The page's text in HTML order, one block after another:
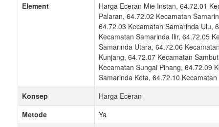
Element
Harga Eceran Mie Instan, 64.72.01
Palaran, 64.72.02 Kecamatan
64.72.03 Kecamatan Samarinda Ulu,
Kecamatan Samarinda Ilir, 64.72.05
Samarinda Utara, 64.72.06
Kunjang, 64.72.07 Kecamatan
Kecamatan Sungai Pinang, 64.72.09
Samarinda Kota, 64.72.10
Konsep
Harga Eceran
Metode
Ya